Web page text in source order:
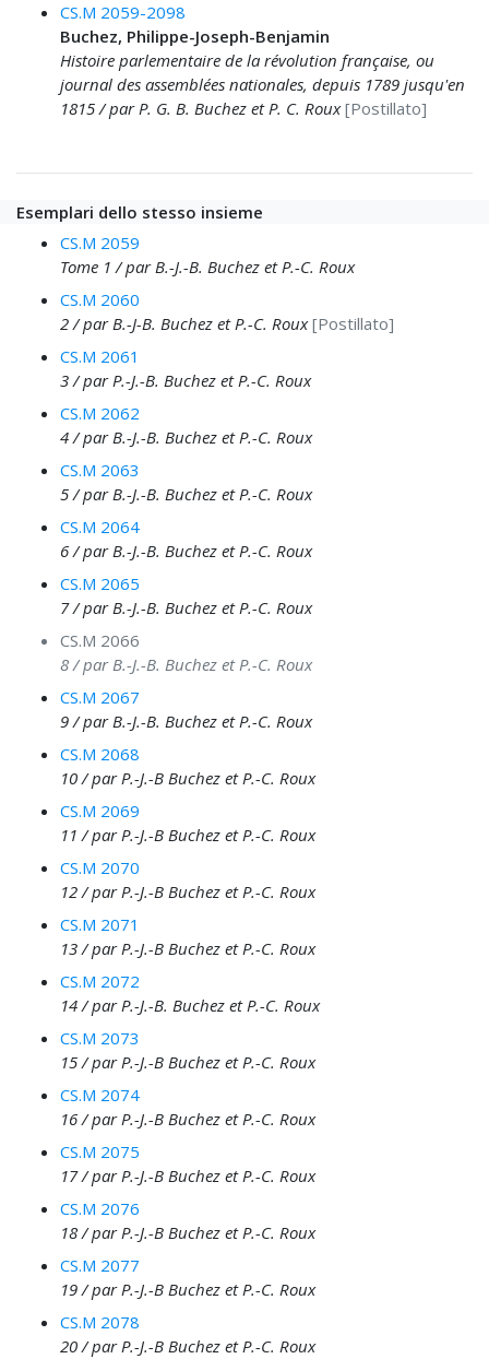
CS.M 2059-2098
Buchez, Philippe-Joseph-Benjamin
Histoire parlementaire de la révolution française, ou
journal des assemblées nationales, depuis 1789 jusqu'en
1815 / par P. G. B. Buchez et P. C. Roux [Postillato]
Esemplari dello stesso insieme
CS.M 2059
Tome 1 / par B.-J.-B. Buchez et P.-C. Roux
CS.M 2060
2 / par B.-J-B. Buchez et P.-C. Roux [Postillato]
CS.M 2061
3 / par P.-J.-B. Buchez et P.-C. Roux
CS.M 2062
4 / par B.-J.-B. Buchez et P.-C. Roux
CS.M 2063
5 / par B.-J.-B. Buchez et P.-C. Roux
CS.M 2064
6 / par B.-J.-B. Buchez et P.-C. Roux
CS.M 2065
7 / par B.-J.-B. Buchez et P.-C. Roux
CS.M 2066
8 / par B.-J.-B. Buchez et P.-C. Roux
CS.M 2067
9 / par B.-J.-B. Buchez et P.-C. Roux
CS.M 2068
10 / par P.-J.-B Buchez et P.-C. Roux
CS.M 2069
11 / par P.-J.-B Buchez et P.-C. Roux
CS.M 2070
12 / par P.-J.-B Buchez et P.-C. Roux
CS.M 2071
13 / par P.-J.-B Buchez et P.-C. Roux
CS.M 2072
14 / par P.-J.-B. Buchez et P.-C. Roux
CS.M 2073
15 / par P.-J.-B Buchez et P.-C. Roux
CS.M 2074
16 / par P.-J.-B Buchez et P.-C. Roux
CS.M 2075
17 / par P.-J.-B Buchez et P.-C. Roux
CS.M 2076
18 / par P.-J.-B Buchez et P.-C. Roux
CS.M 2077
19 / par P.-J.-B Buchez et P.-C. Roux
CS.M 2078
20 / par P.-J.-B Buchez et P.-C. Roux